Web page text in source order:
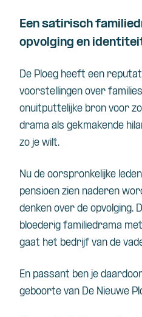
Een satirisch
opvolging en
De Ploeg heeft een
voorstellingen over
onuitputtelijke bron voor
drama als gekmakende
zo je wilt.
Nu de oorspronkelijke
pensioen zien naderen
denken over de opvolging.
bloederig familiedrama
gaat het bedrijf van de
En passant ben je
geboorte van De Nieuwe